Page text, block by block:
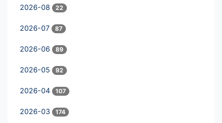
2026-08 22
2026-07 87
2026-06 89
2026-05 92
2026-04 107
2026-03 174